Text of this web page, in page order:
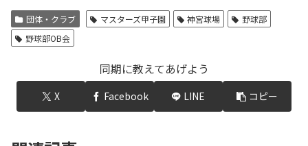
団体・クラブ マスターズ甲子園 神宮球場
野球部
野球部OB会
同期に教えてあげよう
X Facebook LINE コピー